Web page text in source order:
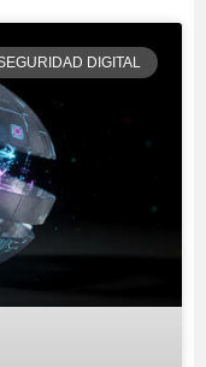
DIGITAL